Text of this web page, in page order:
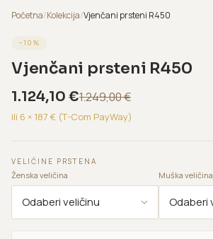
Početna/Kolekcija/Vjenčani prsteni R450
− 10 %
Vjenčani prsteni R450
1.124,10 €1.249,00€
ili 6 × 187 € (T-Com PayWay)
VELIČINE PRSTENA
Ženska veličina
Muška veličina